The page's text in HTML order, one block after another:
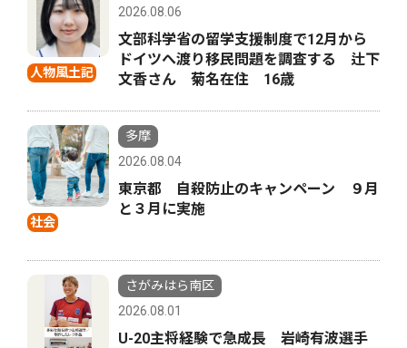
人物風土記
2026.08.06
文部科学省の留学支援制度で12月から
ドイツへ渡り移民問題を調査する 辻下
文香さん 菊名在住 16歳
社会
多摩
2026.08.04
東京都 自殺防止のキャンペーン ９月
と３月に実施
さがみはら南区
2026.08.01
U-20主将経験で急成長 岩崎有波選手